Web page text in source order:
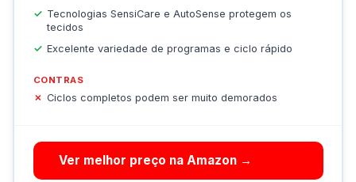
Tecnologias SensiCare e AutoSense protegem os
tecidos
Excelente variedade de programas e ciclo rápido
CONTRAS
Ciclos completos podem ser muito demorados
Ver melhor preço na Amazon →